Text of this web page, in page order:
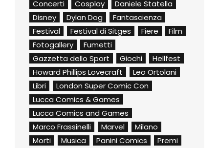
Concerti
Cosplay
Daniele Statella
Disney
Dylan Dog
Fantascienza
Festival
Festival di Sitges Fiere
Film
Fotogallery
Fumetti
Gazzetta dello Sport
Giochi
Hellfest
Howard Phillips Lovecraft
Leo Ortolani
Libri
London Super Comic Con
Lucca Comics & Games
Lucca Comics and Games
Marco Frassinelli
Marvel
Milano
Morti
Musica Panini Comics
Premi